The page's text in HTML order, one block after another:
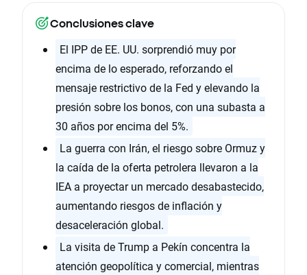
Conclusiones clave
El IPP de EE. UU. sorprendió muy por
encima de lo esperado, reforzando el
mensaje restrictivo de la Fed y elevando la
presión sobre los bonos, con una subasta a
30 años por encima del 5%.
La guerra con Irán, el riesgo sobre Ormuz y
la caída de la oferta petrolera llevaron a la
IEA a proyectar un mercado desabastecido,
aumentando riesgos de inflación y
desaceleración global.
La visita de Trump a Pekín concentra la
atención geopolítica y comercial, mientras